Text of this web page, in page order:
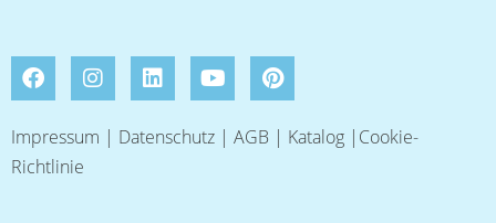
Impressum | Datenschutz | AGB | Katalog | Cookie-
Richtlinie